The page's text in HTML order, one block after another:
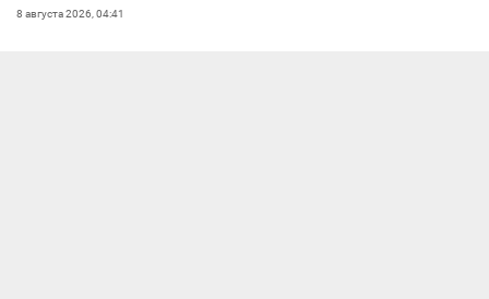
8 августа 2026, 04:41